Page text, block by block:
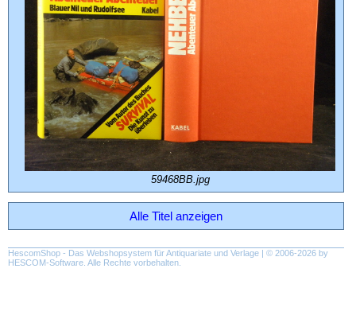
59468BB.jpg
Alle Titel anzeigen
HescomShop - Das Webshopsystem für Antiquariate und Verlage | © 2006-2026 by
HESCOM-Software . Alle Rechte vorbehalten.